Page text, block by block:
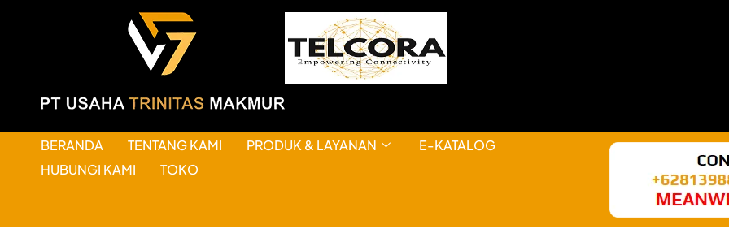
BERANDA TENTANG KAMI PRODUK & LAYANAN
E-KATALOG
HUBUNGI KAMI
TOKO